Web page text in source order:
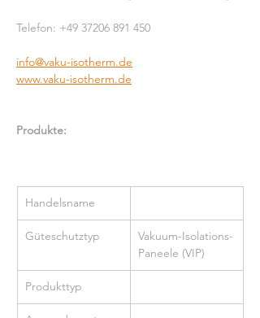
Telefon: +49 37206 891 450
info@vaku-isotherm.de
www.vaku-isotherm.de
Produkte:
Handelsname
Güteschutztyp
Vakuum-Isolations-
Paneele (VIP)
Produkttyp